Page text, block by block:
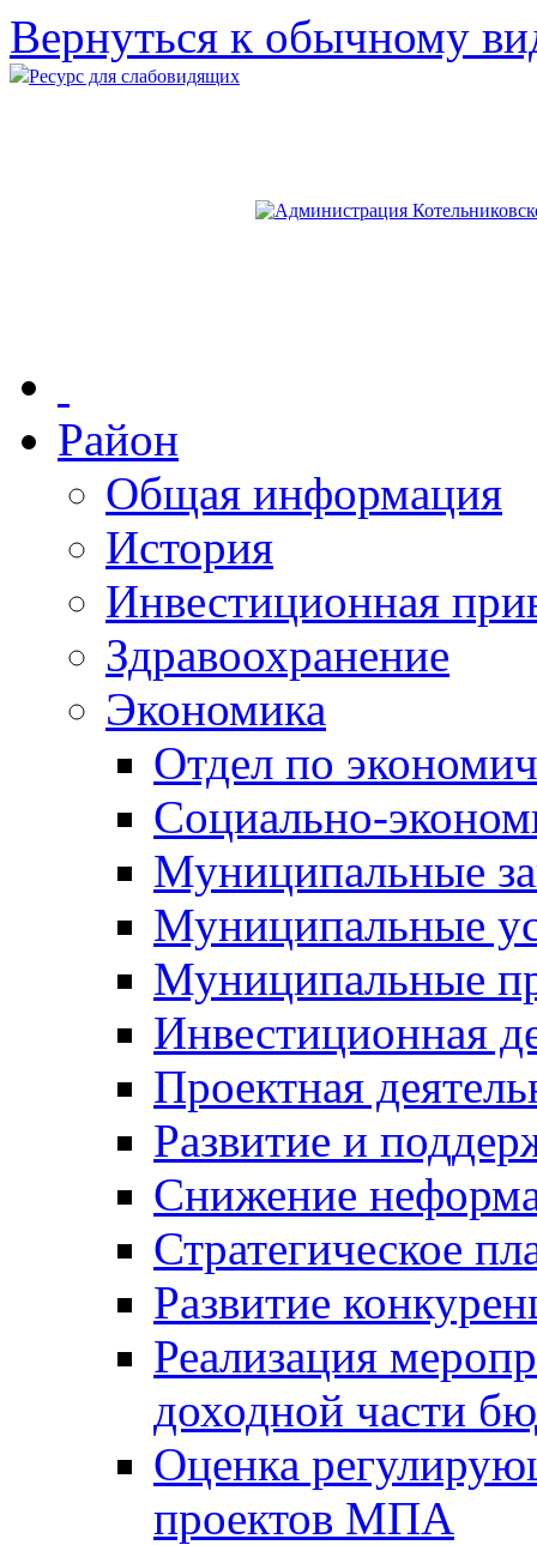
Вернуться к обычному
Ресурс для слабовидящих
Район
Общая информация
История
Инвестиционная
Здравоохранение
Экономика
Отдел по
Социально-
Муниципальные
Муниципальные
Муниципальные
Инвестиционная
Проектная
Развитие и
Снижение
Стратегическое
Развитие
Реализация
доходной части
Оценка
проектов МПА